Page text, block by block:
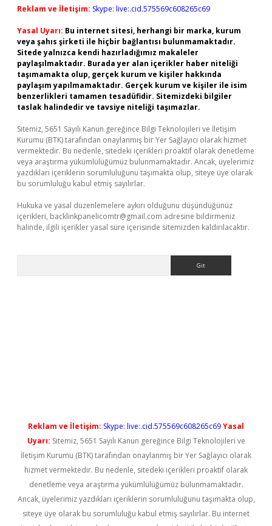
Reklam ve İletişim: Skype: live:.cid.575569c608265c69
Yasal Uyarı: Bu internet sitesi, herhangi bir marka, kurum
veya şahıs şirketi ile hiçbir bağlantısı bulunmamaktadır.
Sitede yalnızca kendi hazırladığımız makaleler
paylaşılmaktadır. Burada yer alan içerikler haber niteliği
taşımamakta olup, gerçek kurum ve kişiler hakkında
paylaşım yapılmamaktadır. Gerçek kurum ve kişiler ile isim
benzerlikleri tamamen tesadüfidir. Sitemizdeki bilgiler
taslak halindedir ve tavsiye niteliği taşımazlar.
Sitemiz, 5651 Sayılı Kanun gereğince Bilgi Teknolojileri ve İletişim
Kurumu (BTK) tarafından onaylanmış bir Yer Sağlayıcı olarak hizmet
vermektedir. Bu nedenle, sitedeki içerikleri proaktif olarak denetleme
veya araştırma yükümlülüğümüz bulunmamaktadır. Ancak, üyelerimiz
yazdıkları içeriklerin sorumluluğunu taşımakta olup, siteye üye olarak
bu sorumluluğu kabul etmiş sayılırlar.
Hukuka ve yasal düzenlemelere aykırı olduğunu düşündüğünüz
içerikleri, backlinkpanelicomtr@gmail.com adresine bildirmeniz
halinde, ilgili içerikler yasal süre içerisinde sitemizden kaldırılacaktır.
Reklam ve İletişim: Skype: live:.cid.575569c608265c69Yasal
Uyarı: Sitemiz, 5651 Sayılı Kanun gereğince Bilgi Teknolojileri ve
İletişim Kurumu (BTK) tarafından onaylanmış bir Yer Sağlayıcı olarak
hizmet vermektedir. Bu nedenle, sitedeki içerikleri proaktif olarak
denetleme veya araştırma yükümlülüğümüz bulunmamaktadır.
Ancak, üyelerimiz yazdıkları içeriklerin sorumluluğunu taşımakta olup,
siteye üye olarak bu sorumluluğu kabul etmiş sayılırlar. Bu internet